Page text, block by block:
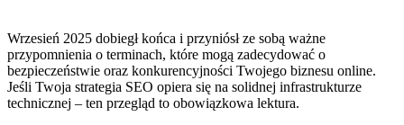
Wrzesień 2025 dobiegł końca i przyniósł ze sobą ważne
przypomnienia o terminach, które mogą zadecydować o
bezpieczeństwie oraz konkurencyjności Twojego biznesu online.
Jeśli Twoja strategia SEO opiera się na solidnej infrastrukturze
technicznej – ten przegląd to obowiązkowa lektura.